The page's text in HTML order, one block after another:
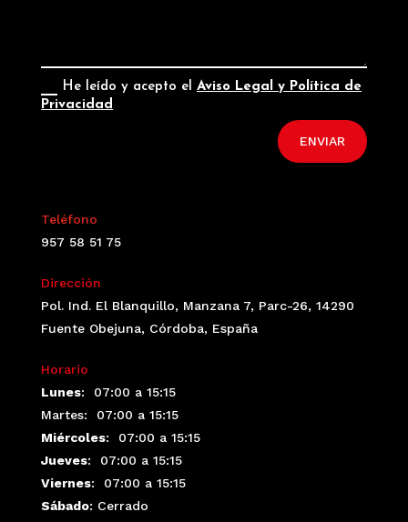
He leído y acepto elAviso Legal y Política de
Privacidad
ENVIAR
Teléfono
957 58 51 75
Dirección
Pol. Ind. El Blanquillo, Manzana 7, Parc-26, 14290
Fuente Obejuna, Córdoba, España
Horario
Lunes:
07:00 a 15:15
Martes: 07:00 a 15:15
Miércoles:
07:00 a 15:15
Jueves:
07:00 a 15:15
Viernes:
07:00 a 15:15
Sábado: Cerrado